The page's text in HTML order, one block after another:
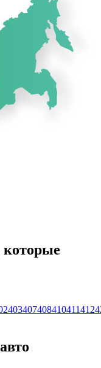
403407408410411412